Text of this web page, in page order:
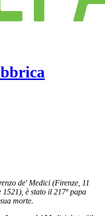
de' Medici (Firenze, 11
è stato il 217º papa
morte.